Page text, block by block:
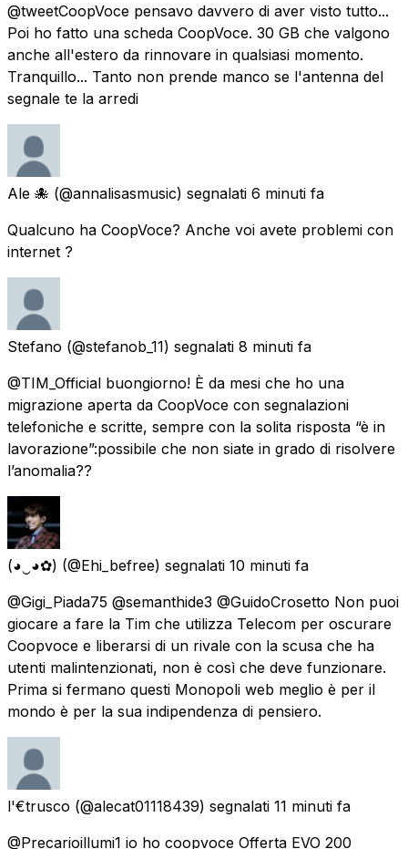
@tweetCoopVoce pensavo davvero di aver visto tutto...
Poi ho fatto una scheda CoopVoce. 30 GB che valgono
anche all'estero da rinnovare in qualsiasi momento.
Tranquillo... Tanto non prende manco se l'antenna del
segnale te la arredi
Ale 🐙 (@annalisasmusic) segnalati 6 minuti fa
Qualcuno ha CoopVoce? Anche voi avete problemi con
internet ?
Stefano (@stefanob_11) segnalati 8 minuti fa
@TIM_Official buongiorno! È da mesi che ho una
migrazione aperta da CoopVoce con segnalazioni
telefoniche e scritte, sempre con la solita risposta “è in
lavorazione”:possibile che non siate in grado di risolvere
l’anomalia??
(◕‿◕✿) (@Ehi_befree) segnalati 10 minuti fa
@Gigi_Piada75 @semanthide3 @GuidoCrosetto Non puoi
giocare a fare la Tim che utilizza Telecom per oscurare
Coopvoce e liberarsi di un rivale con la scusa che ha
utenti malintenzionati, non è così che deve funzionare.
Prima si fermano questi Monopoli web meglio è per il
mondo è per la sua indipendenza di pensiero.
l'€trusco (@alecat01118439) segnalati 11 minuti fa
@Precarioillumi1 io ho coopvoce Offerta EVO 200